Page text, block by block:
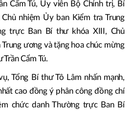
Cẩm Tú, Ủy viên Bộ Chính trị, Bí
nhiệm Ủy ban Kiểm tra Trung
trực Ban Bí thư khóa XIII, Chủ
ương và tặng hoa chúc mừng
Cẩm Tú.
Tổng Bí thư Tô Lâm nhấn mạnh,
cao đồng ý phân công đồng chí
chức danh Thường trực Ban Bí